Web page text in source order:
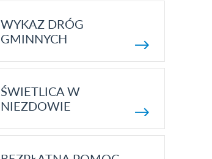
WYKAZ DRÓG
GMINNYCH
ŚWIETLICA W
NIEZDOWIE